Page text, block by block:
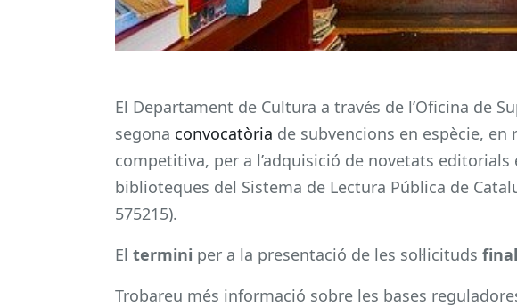
El Departament de Cultura a través de l’Oficina de
segona convocatòria de subvencions en espècie,
competitiva, per a l’adquisició de novetats
biblioteques del Sistema de Lectura Pública de
575215).
El termini per a la presentació de les sol·licituds
Trobareu més informació sobre les bases